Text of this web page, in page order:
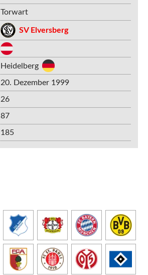
Torwart
SV Elversberg
Heidelberg
20. Dezember 1999
26
87
185